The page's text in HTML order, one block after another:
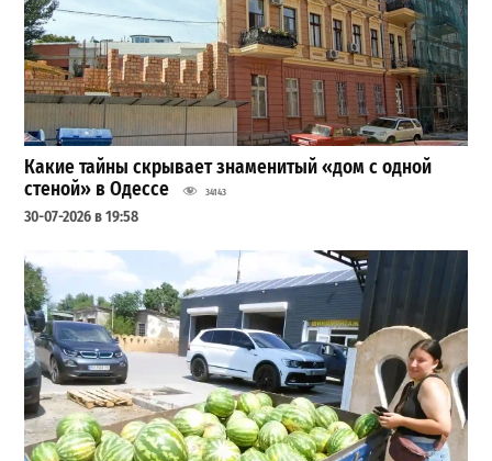
Какие тайны скрывает знаменитый «дом с одной
стеной» в Одессе
34143
30-07-2026 в 19:58